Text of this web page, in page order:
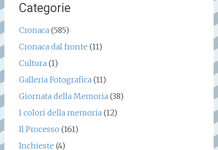
Categorie
Cronaca (585)
Cronaca dal fronte (11)
Cultura (1)
Galleria Fotografica (11)
Giornata della Memoria (38)
I colori della memoria (12)
Il Processo (161)
Inchieste (4)